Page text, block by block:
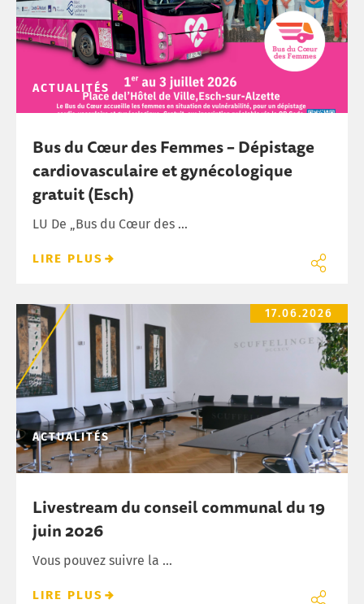
ACTUALITÉS
Bus du Cœur des Femmes – Dépistage
cardiovasculaire et gynécologique
gratuit (Esch)
LU De „Bus du Cœur des ...
LIRE PLUS
Livestream du conseil communal du 19 juin 202617.06.2026
ACTUALITÉS
Livestream du conseil communal du 19
juin 2026
Vous pouvez suivre la ...
LIRE PLUS